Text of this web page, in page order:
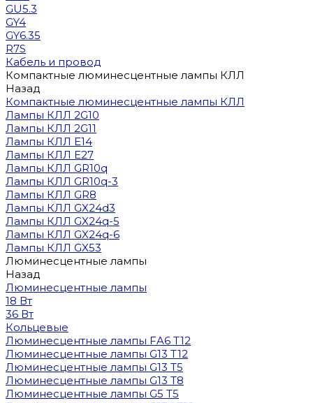
GU5.3
GY4
GY6.35
R7S
Кабель и провод
Компактные люминесцентные лампы КЛЛ
Назад
Компактные люминесцентные лампы КЛЛ
Лампы КЛЛ 2G10
Лампы КЛЛ 2G11
Лампы КЛЛ E14
Лампы КЛЛ E27
Лампы КЛЛ GR10q
Лампы КЛЛ GR10q-3
Лампы КЛЛ GR8
Лампы КЛЛ GX24d3
Лампы КЛЛ GX24q-5
Лампы КЛЛ GX24q-6
Лампы КЛЛ GX53
Люминесцентные лампы
Назад
Люминесцентные лампы
18 Вт
36 Вт
Кольцевые
Люминесцентные лампы FA6 T12
Люминесцентные лампы G13 T12
Люминесцентные лампы G13 T5
Люминесцентные лампы G13 T8
Люминесцентные лампы G5 T5